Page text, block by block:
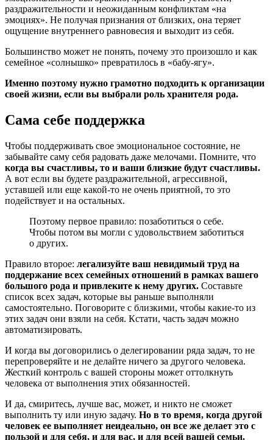
раздражительности и неожиданным конфликтам «на
эмоциях». Не получая признания от близких, она теряет
ощущение внутреннего равновесия и выходит из себя.
Большинство может не понять, почему это произошло и как
семейное «солнышко» превратилось в «бабу-ягу».
Именно поэтому нужно грамотно подходить к организации
своей жизни, если вы выбрали роль хранителя рода.
Сама себе поддержка
Чтобы поддерживать свое эмоциональное состояние, не
забывайте саму себя радовать даже мелочами. Помните, что
когда вы счастливы, то и ваши близкие будут счастливы.
А вот если вы будете раздражительной, агрессивной,
уставшей или еще какой-то не очень приятной, то это
подействует и на остальных.
Поэтому первое правило: позаботиться о себе.
Чтобы потом вы могли с удовольствием заботиться
о других.
Правило второе: легализуйте ваш невидимый труд на
поддержание всех семейных отношений в рамках вашего
большого рода и привлеките к нему других. Составьте
список всех задач, которые вы раньше выполняли
самостоятельно. Поговорите с близкими, чтобы какие-то из
этих задач они взяли на себя. Кстати, часть задач можно
автоматизировать.
И когда вы договорились о делегировании ряда задач, то не
перепроверяйте и не делайте ничего за другого человека.
Жесткий контроль с вашей стороны может оттолкнуть
человека от выполнения этих обязанностей.
И да, смиритесь, лучше вас, может, и никто не сможет
выполнить ту или иную задачу. Но в то время, когда другой
человек ее выполняет неидеально, он все же делает это с
пользой и для себя, и для вас, и для всей вашей семьи.